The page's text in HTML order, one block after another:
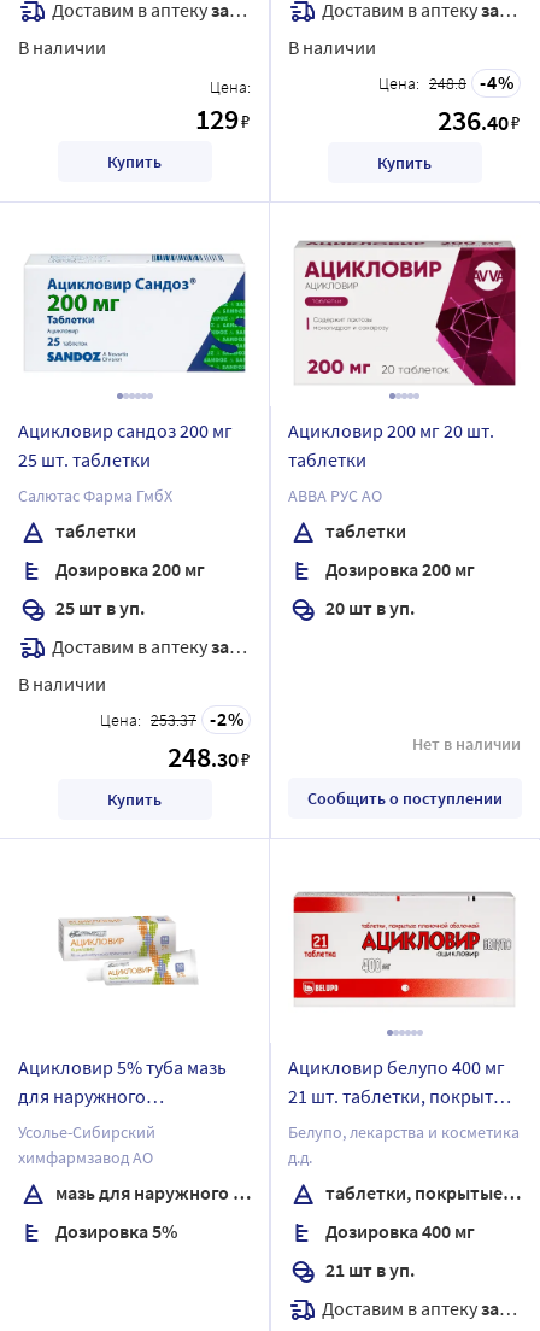
Доставим в аптекузавтра
В наличии
Цена:
129₽
Купить
Доставим в аптекузавтра
В наличии
Цена: 248.8 4
236.40₽
Купить
Ацикловир сандоз 200 мг
25 шт. таблетки
Салютас Фарма ГмбХ
таблетки
Дозировка 200 мг
25 шт в уп.
Доставим в аптекузавтра
В наличии
Цена: 253.37 2
248.30₽
Купить
Ацикловир 200 мг 20 шт.
таблетки
АВВА РУС АО
таблетки
Дозировка 200 мг
20 шт в уп.
Нет в наличии
Сообщить о поступлении
Ацикловир 5% туба мазь
для наружного
применения 10 гр
Усолье-Сибирский
химфармзавод АО
мазь для наружного применения
Дозировка 5%
Ацикловир белупо 400 мг
21 шт. таблетки, покрытые
пленочной оболочкой
Белупо, лекарства и косметика
д.д.
таблетки, покрытые пленочной оболочкой
Дозировка 400 мг
21 шт в уп.
Доставим в аптекузавтра